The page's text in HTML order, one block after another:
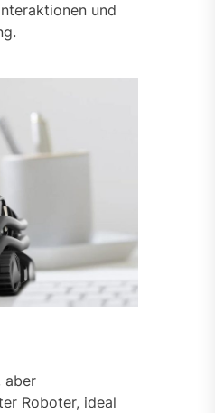
und
aber
Roboter, ideal